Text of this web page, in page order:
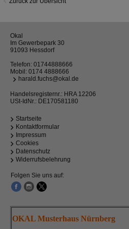
Okal
Im Gewerbepark 30
91093 Hessdorf
Telefon: 01744888666
Mobil: 0174 4888666
harald.fuchs@okal.de
Handelsregisternr.: HRA 12206
USt-IdNr.: DE170581180
Startseite
Kontaktformular
Impressum
Cookies
Datenschutz
Widerrufsbelehrung
Folgen Sie uns auf:
OKAL Musterhaus Nürnberg